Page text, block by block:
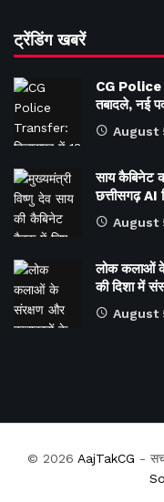
ट्रेंडिंग खबरें
CG Police
तबादले, नई
August
साय कैबिनेट
छत्तीसगढ़
August
लोक कलाओं
की दिशा में
August
© 2026 AajTakCG -